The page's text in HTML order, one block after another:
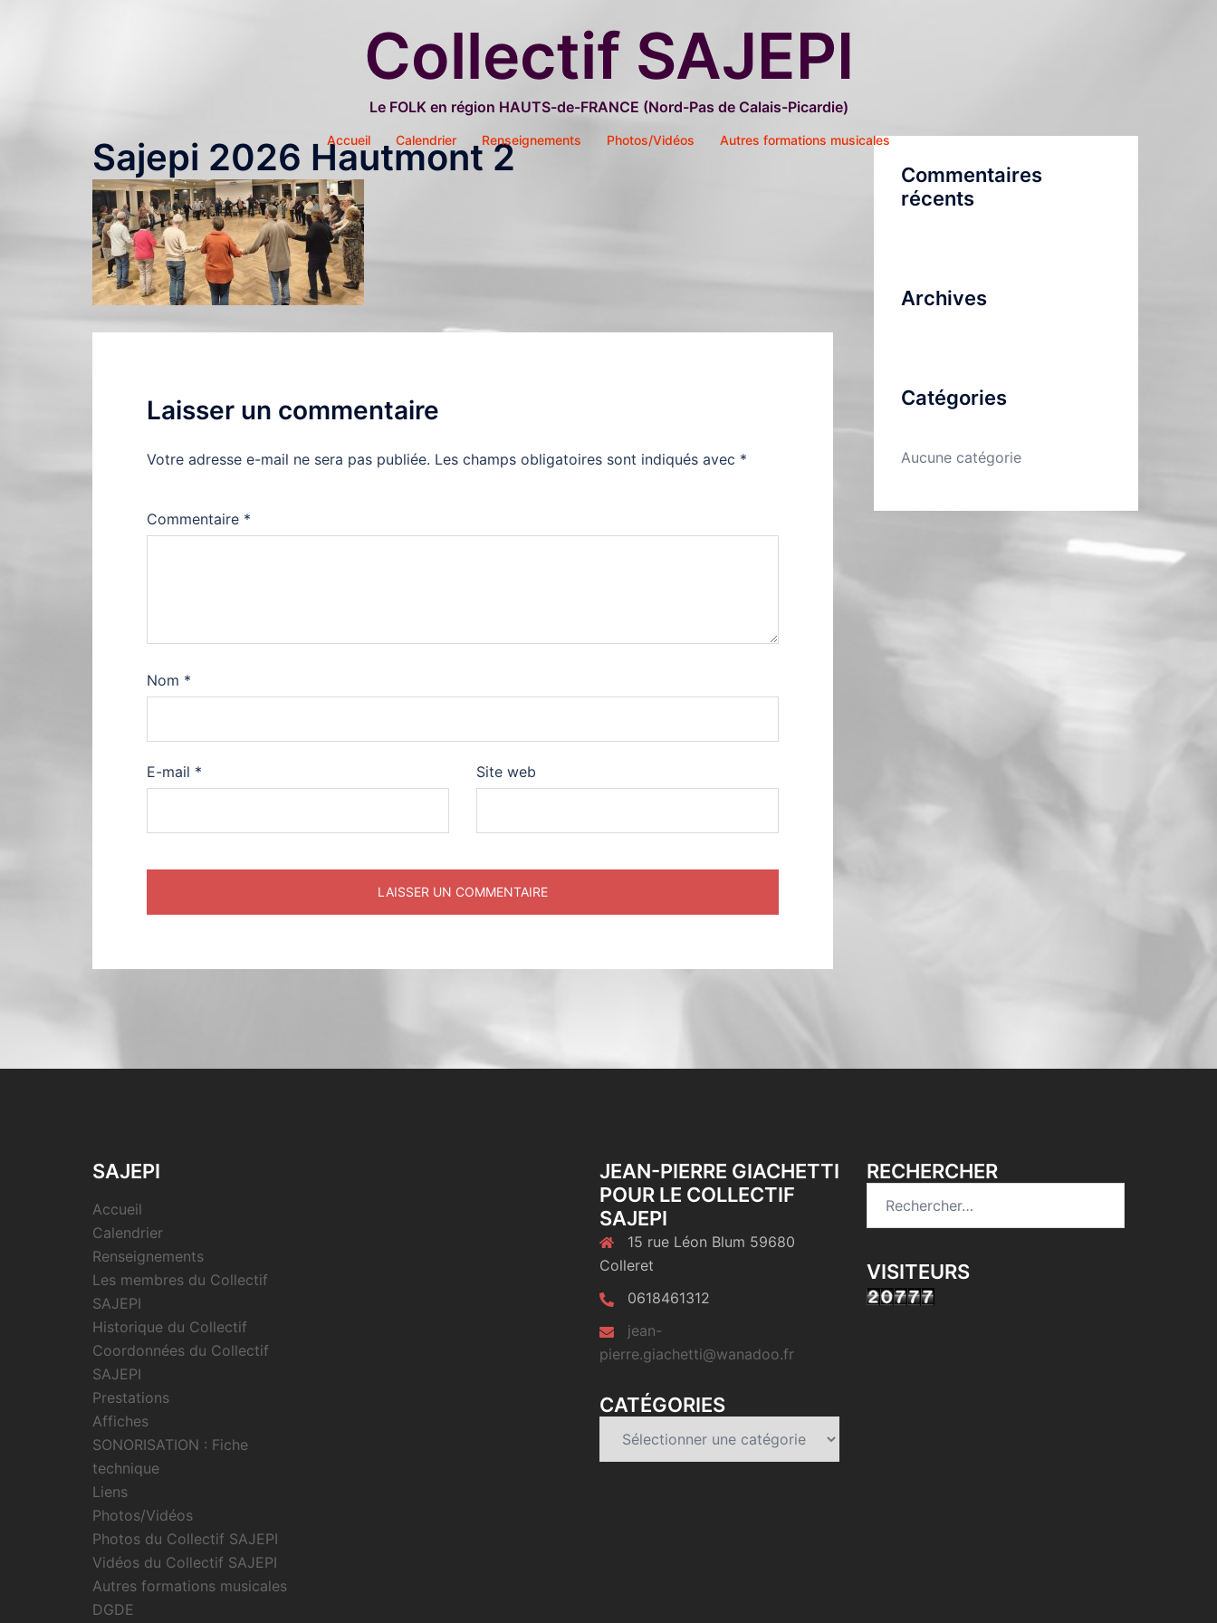
Collectif SAJEPI
Le FOLK en région HAUTS-de-FRANCE (Nord-Pas de Calais-Picardie)
Accueil Calendrier Renseignements Photos/Vidéos Autres formations musicales
Sajepi 2026 Hautmont 2
Laisser un commentaire
Votre adresse e-mail ne sera pas publiée. Les champs obligatoires sont indiqués avec *
Commentaire *
Nom *
E-mail * Site web
Commentaires
récents
Archives
Catégories
Aucune catégorie
SAJEPI
Accueil
Calendrier
Renseignements
Les membres du Collectif
SAJEPI
Historique du Collectif
Coordonnées du Collectif
SAJEPI
Prestations
Affiches
SONORISATION : Fiche
technique
Liens
Photos/Vidéos
Photos du Collectif SAJEPI
Vidéos du Collectif SAJEPI
Autres formations musicales
DGDE
JEAN-PIERRE GIACHETTI
POUR LE COLLECTIF
SAJEPI
15 rue Léon Blum 59680
Colleret
0618461312
jean-
pierre.giachetti@wanadoo.fr
CATÉGORIES
RECHERCHER
VISITEURS